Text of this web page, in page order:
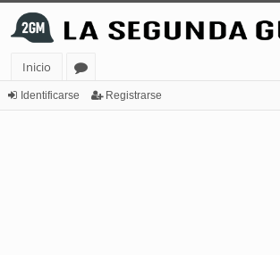
Inicio
or
Identificarse Registrarse